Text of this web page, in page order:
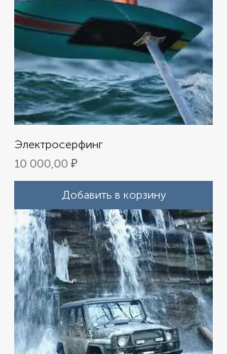
Электросерфинг
Цена
10 000,00 ₽
Добавить в корзину